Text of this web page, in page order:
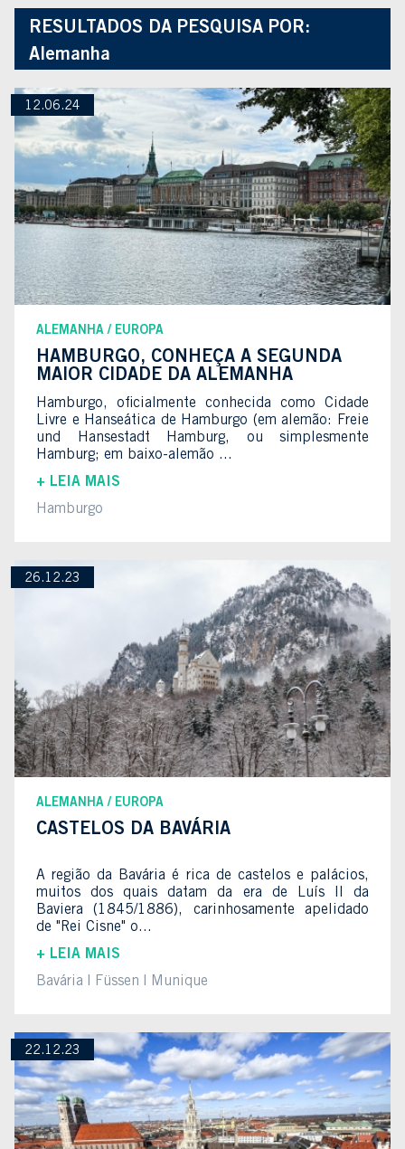
RESULTADOS DA PESQUISA POR:
Alemanha
12.06.24
ALEMANHA EUROPA
HAMBURGO, CONHEÇA A SEGUNDA
MAIOR CIDADE DA ALEMANHA
Hamburgo, oficialmente conhecida como Cidade
Livre e Hanseática de Hamburgo (em alemão: Freie
und Hansestadt Hamburg, ou simplesmente
Hamburg; em baixo-alemão ...
+ LEIA MAIS
Hamburgo
26.12.23
ALEMANHA EUROPA
CASTELOS DA BAVÁRIA
A região da Bavária é rica de castelos e palácios,
muitos dos quais datam da era de Luís II da
Baviera (1845/1886), carinhosamente apelidado
de "Rei Cisne" o...
+ LEIA MAIS
Bavária
Füssen Munique
22.12.23